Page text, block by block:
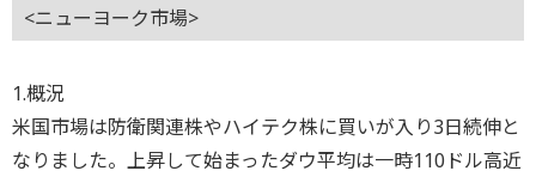
<ニューヨーク市場>
1.概況
米国市場は防衛関連株やハイテク株に買いが入り3日続伸と
なりました。上昇して始まったダウ平均は一時110ドル高近